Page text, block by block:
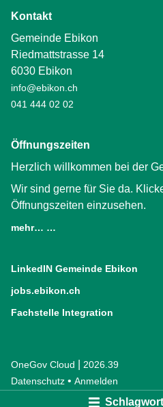
Kontakt
Gemeinde Ebikon
Riedmattstrasse 14
6030 Ebikon
info@ebikon.ch
041 444 02 02
Öffnungszeiten
Herzlich willkommen bei der
Wir sind gerne für Sie da.
Öffnungszeiten einzusehen.
mehr… …
LinkedIN Gemeinde Ebikon
jobs.ebikon.ch
Fachstelle Integration
OneGov Cloud (External Link)
2026.39
Datenschutz (External Link)
Anmelden